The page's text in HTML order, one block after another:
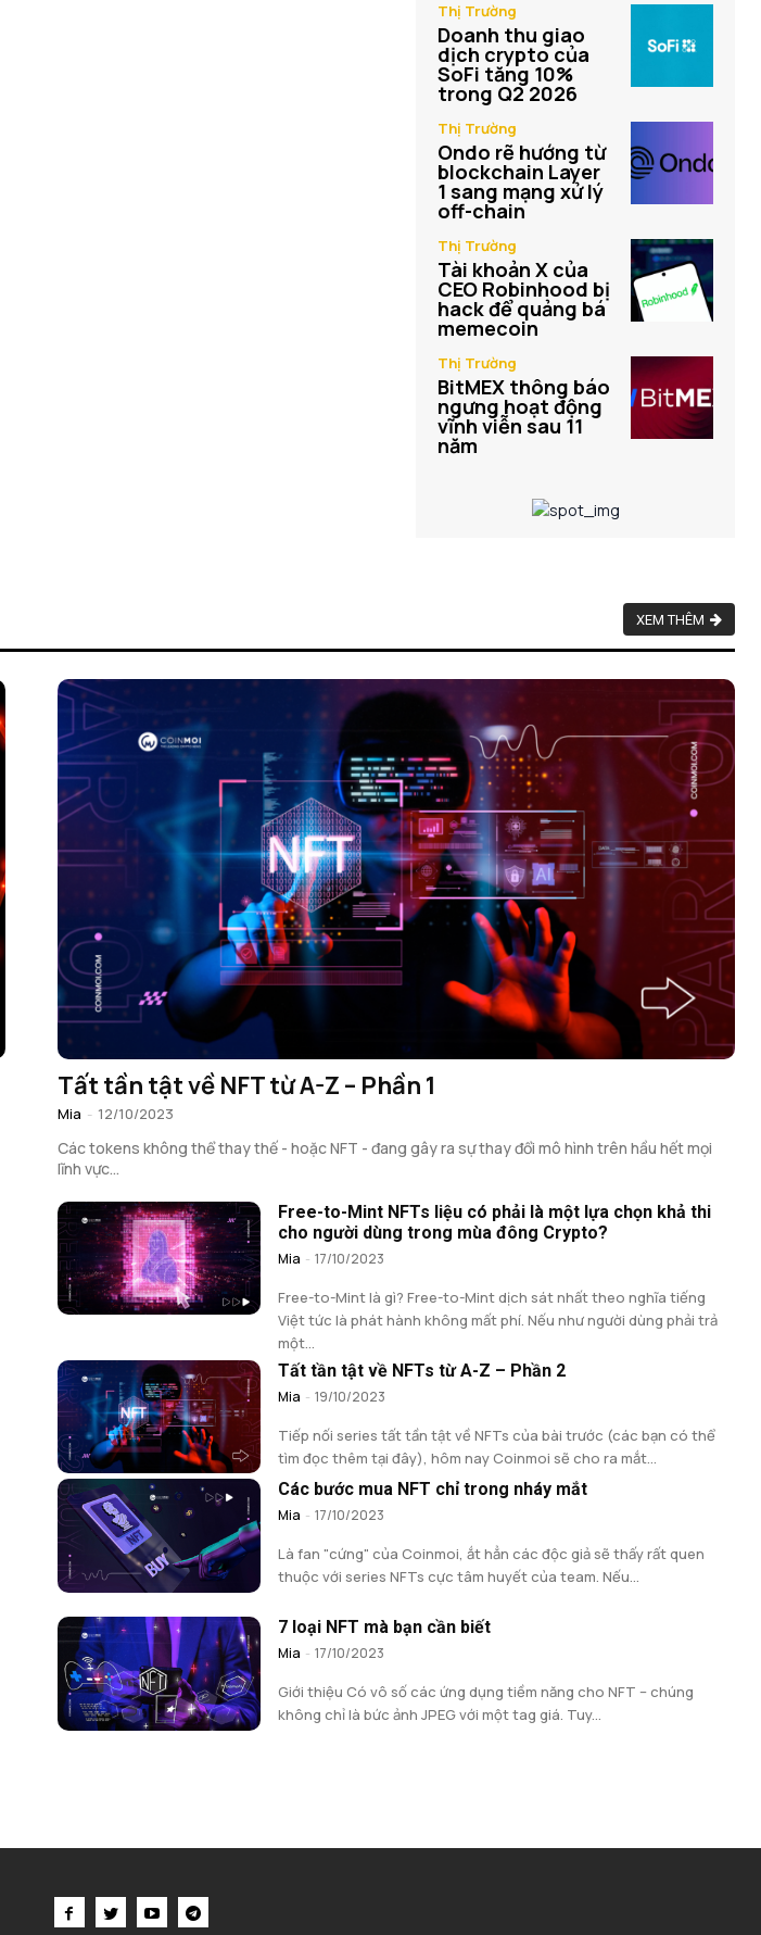
Thị Trường
Doanh thu giao
dịch crypto của
SoFi tăng 10%
trong Q2 2026
Thị Trường
Ondo rẽ hướng từ
blockchain Layer
1 sang mạng xử lý
off-chain
Thị Trường
Tài khoản X của
CEO Robinhood bị
hack để quảng bá
memecoin
Thị Trường
BitMEX thông báo
ngưng hoạt động
vĩnh viễn sau 11
năm
XEM THÊM
Tất tần tật về NFT từ A-Z – Phần 1
Mia - 12/10/2023
Các tokens không thể thay thế - hoặc NFT - đang gây ra sự thay đổi mô hình trên hầu hết mọi
lĩnh vực...
Free-to-Mint NFTs liệu có phải là một lựa chọn khả thi
cho người dùng trong mùa đông Crypto?
Mia - 17/10/2023
Free-to-Mint là gì? Free-to-Mint dịch sát nhất theo nghĩa tiếng
Việt tức là phát hành không mất phí. Nếu như người dùng phải trả
một...
Tất tần tật về NFTs từ A-Z – Phần 2
Mia - 19/10/2023
Tiếp nối series tất tần tật về NFTs của bài trước (các bạn có thể
tìm đọc thêm tại đây), hôm nay Coinmoi sẽ cho ra mắt...
Các bước mua NFT chỉ trong nháy mắt
Mia - 17/10/2023
Là fan "cứng" của Coinmoi, ắt hẳn các độc giả sẽ thấy rất quen
thuộc với series NFTs cực tâm huyết của team. Nếu...
7 loại NFT mà bạn cần biết
Mia - 17/10/2023
Giới thiệu Có vô số các ứng dụng tiềm năng cho NFT – chúng
không chỉ là bức ảnh JPEG với một tag giá. Tuy...